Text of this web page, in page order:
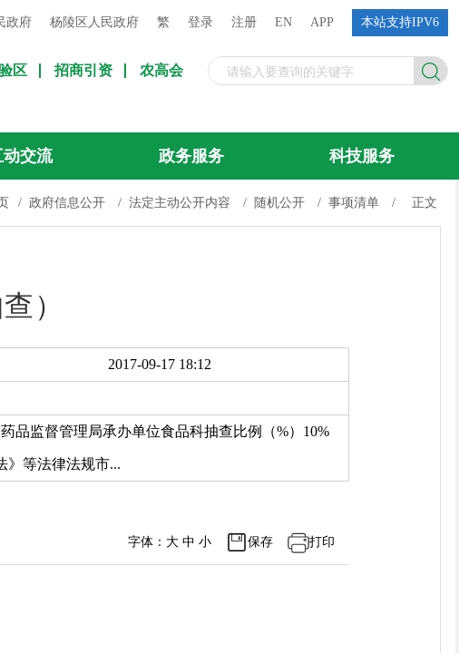
政府 杨陵区人民政府 繁 登录 注册 EN APP 本站支持IPV6
区 招商引资 农高会
动交流 政务服务 科技服务
/ 政府信息公开 / 法定主动公开内容 / 随机公开 / 事项清单 / 正文
）
2017-09-17 18:12
监督管理局承办单位食品科抽查比例（%）10%
》等法律法规市...
打印
保存
字体： 大 中 小